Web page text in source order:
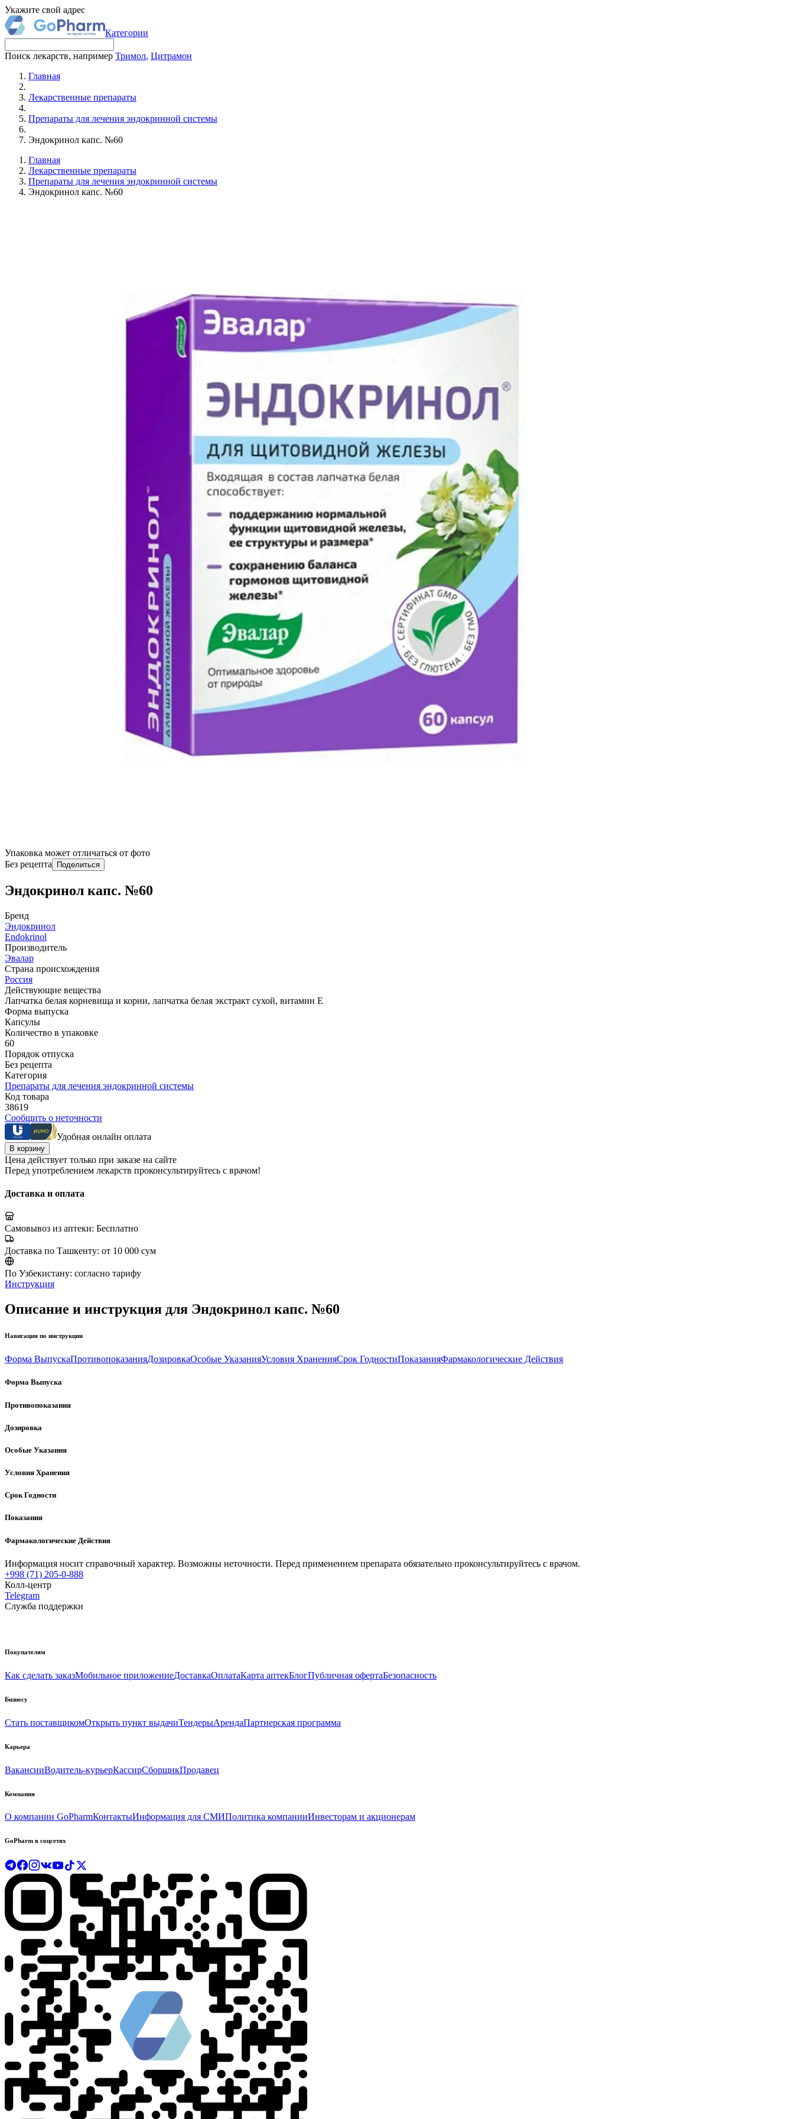
Укажите свой адрес
Категории
Поиск лекарств, например Тримол, Цитрамон
Главная
Лекарственные препараты
Препараты для лечения эндокринной системы
Эндокринол капс. №60
Главная
Лекарственные препараты
Препараты для лечения эндокринной системы
Эндокринол капс. №60
Упаковка может отличаться от фото
Без рецепта
Поделиться
Эндокринол капс. №60
Бренд
Эндокринол
Endokrinol
Производитель
Эвалар
Страна происхождения
Россия
Действующие вещества
Лапчатка белая корневища и корни, лапчатка белая экстракт сухой, витамин E
Форма выпуска
Капсулы
Количество в упаковке
60
Порядок отпуска
Без рецепта
Категория
Препараты для лечения эндокринной системы
Код товара
38619
Сообщить о неточности
Удобная онлайн оплата
В корзину
Цена действует только при заказе на сайте
Перед употреблением лекарств проконсультируйтесь с врачом!
Доставка и оплата
Самовывоз из аптеки: Бесплатно
Доставка по Ташкенту: от 10 000 сум
По Узбекистану: согласно тарифу
Инструкция
Описание и инструкция для Эндокринол капс. №60
Навигация по инструкции
Форма ВыпускаПротивопоказанияДозировкаОсобые УказанияУсловия ХраненияСрок ГодностиПоказанияФармакологические Действия
Форма Выпуска
Противопоказания
Дозировка
Особые Указания
Условия Хранения
Срок Годности
Показания
Фармакологические Действия
Информация носит справочный характер. Возможны неточности. Перед применением препарата обязательно проконсультируйтесь с врачом.
+998 (71) 205-0-888
Колл-центр
Telegram
Служба поддержки
Покупателям
Как сделать заказМобильное приложениеДоставкаОплатаКарта аптекБлогПубличная офертаБезопасность
Бизнесу
Стать поставщикомОткрыть пункт выдачиТендерыАрендаПартнерская программа
Карьера
ВакансииВодитель-курьерКассирСборщикПродавец
Компания
О компании GoPharmКонтактыИнформация для СМИПолитика компанииИнвесторам и акционерам
GoPharm в соцсетях